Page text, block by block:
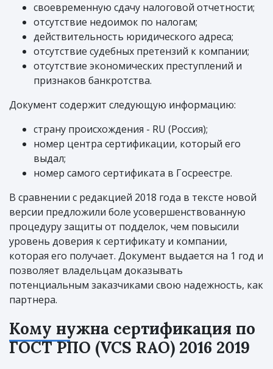
своевременную сдачу налоговой отчетности;
отсутствие недоимок по налогам;
действительность юридического адреса;
отсутствие судебных претензий к компании;
отсутствие экономических преступлений и
признаков банкротства.
Документ содержит следующую информацию:
страну происхождения - RU (Россия);
номер центра сертификации, который его
выдал;
номер самого сертификата в Госреестре.
В сравнении с редакцией 2018 года в тексте новой
версии предложили боле усовершенствованную
процедуру защиты от подделок, чем повысили
уровень доверия к сертификату и компании,
которая его получает. Документ выдается на 1 год и
позволяет владельцам доказывать
потенциальным заказчиками свою надежность, как
партнера.
Кому нужна сертификация по
ГОСТ РПО (VCS RAO) 2016 2019